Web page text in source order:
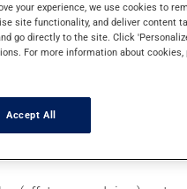
ait indiqué un horaire
est recommandé de boire
your experience, we use cookies to
site functionality, and deliver content
go directly to the site. Click
For more information about cookies,
Accept All